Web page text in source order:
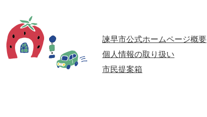
諫早市公式ホームページ概要
個人情報の取り扱い
市民提案箱